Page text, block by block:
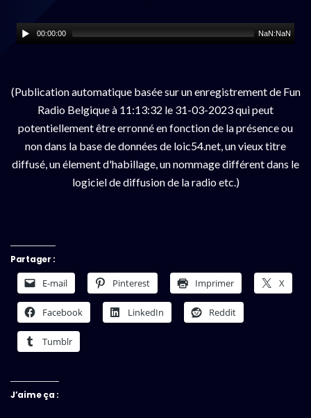
00:00:00 NaN:NaN
(Publication automatique basée sur un enregistrement de Fun
Radio Belgique à 11:13:32 le 31-03-2023 qui peut
potentiellement être erronné en fonction de la présence ou
non dans la base de données de loic54.net, un vieux titre
diffusé, un élement d'habillage, un nommage différent dans le
logiciel de diffusion de la radio etc.)
Partager :
E-mail Pinterest Imprimer X
Facebook LinkedIn Reddit
Tumblr
J’aime ça :